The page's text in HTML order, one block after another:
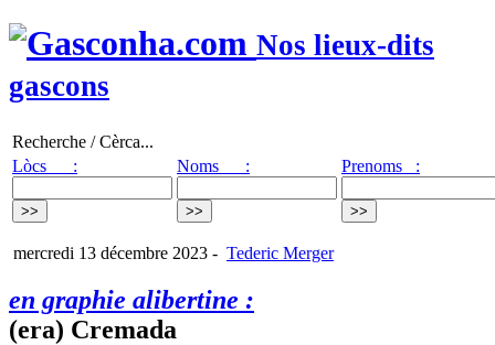
Nos lieux-dits
gascons
Recherche / Cèrca...
Lòcs :
Noms : Prenoms :
mercredi 13 décembre 2023 - Tederic Merger
en graphie alibertine :
(era) Cremada